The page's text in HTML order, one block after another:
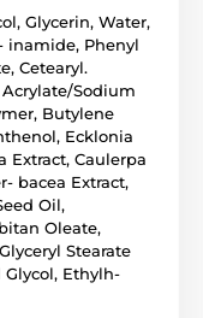
Glycerin, Water,
inamide, Phenyl
Cetearyl.
Sodium
Butylene
Ecklonia
Extract, Caulerpa
bacea Extract,
Oil,
Oleate,
Stearate
Glycol, Ethylh-